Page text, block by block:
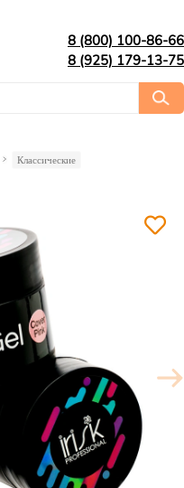
8 (800) 100-86-66
8 (925) 179-13-75
Классические